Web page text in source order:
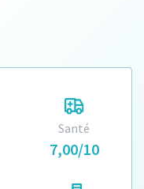
Santé
7,00/10